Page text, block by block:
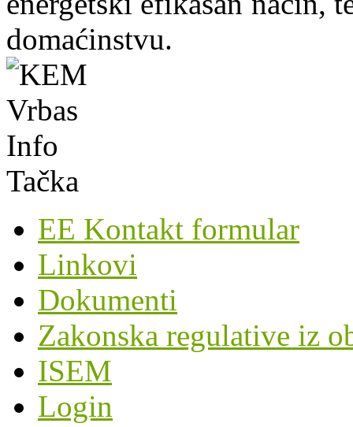
domaćinstvu.
EE Kontakt formular
Linkovi
Dokumenti
Zakonska regulative iz
ISEM
Login